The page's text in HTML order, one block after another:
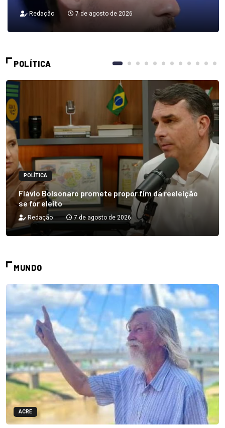
Redação 7 de agosto de 2026
POLÍTICA
POLÍTICA
Flávio Bolsonaro promete propor fim da reeleição
se for eleito
Redação 7 de agosto de 2026
MUNDO
ACRE